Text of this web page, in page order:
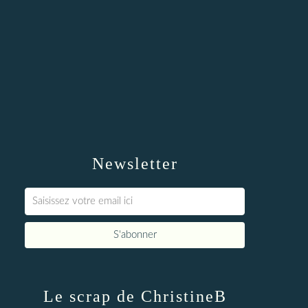
Newsletter
Le scrap de ChristineB